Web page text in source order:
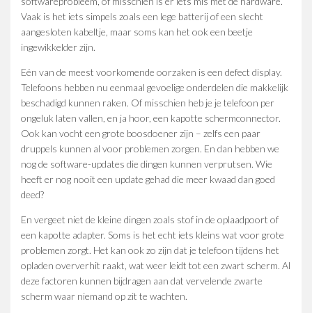
Vaak is het iets simpels zoals een lege batterij of een slecht
aangesloten kabeltje, maar soms kan het ook een beetje
ingewikkelder zijn.
Eén van de meest voorkomende oorzaken is een defect display.
Telefoons hebben nu eenmaal gevoelige onderdelen die makkelijk
beschadigd kunnen raken. Of misschien heb je je telefoon per
ongeluk laten vallen, en ja hoor, een kapotte schermconnector.
Ook kan vocht een grote boosdoener zijn – zelfs een paar
druppels kunnen al voor problemen zorgen. En dan hebben we
nog de software-updates die dingen kunnen verprutsen. Wie
heeft er nog nooit een update gehad die meer kwaad dan goed
deed?
En vergeet niet de kleine dingen zoals stof in de oplaadpoort of
een kapotte adapter. Soms is het echt iets kleins wat voor grote
problemen zorgt. Het kan ook zo zijn dat je telefoon tijdens het
opladen oververhit raakt, wat weer leidt tot een zwart scherm. Al
deze factoren kunnen bijdragen aan dat vervelende zwarte
scherm waar niemand op zit te wachten.